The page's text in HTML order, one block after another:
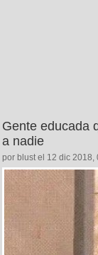
Gente educada
a nadie
por blust el 12 dic 2018,